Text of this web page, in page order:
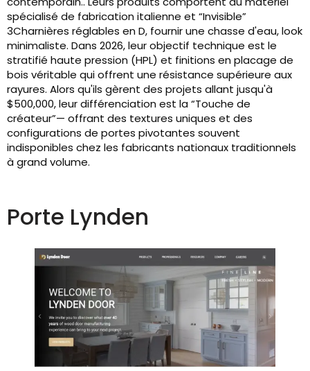
spécialisé de fabrication italienne et “Invisible”
3Charnières réglables en D, fournir une chasse d'eau, look
minimaliste. Dans 2026, leur objectif technique est le
stratifié haute pression (HPL) et finitions en placage de
bois véritable qui offrent une résistance supérieure aux
rayures. Alors qu'ils gèrent des projets allant jusqu'à
$500,000, leur différenciation est la “Touche de
créateur”— offrant des textures uniques et des
configurations de portes pivotantes souvent
indisponibles chez les fabricants nationaux traditionnels
à grand volume.
Porte Lynden